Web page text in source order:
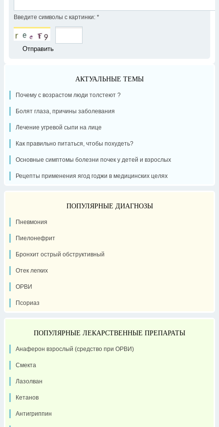
Введите символы с картинки: *
АКТУАЛЬНЫЕ ТЕМЫ
Почему с возрастом люди толстеют ?
Болят глаза, причины заболевания
Лечение угревой сыпи на лице
Как правильно питаться, чтобы похудеть?
Основные симптомы болезни почек у детей и взрослых
Рецепты применения ягод годжи в медицинских целях
ПОПУЛЯРНЫЕ ДИАГНОЗЫ
Пневмония
Пиелонефрит
Бронхит острый обструктивный
Отек легких
ОРВИ
Псориаз
ПОПУЛЯРНЫЕ ЛЕКАРСТВЕННЫЕ ПРЕПАРАТЫ
Анаферон взрослый (средство при ОРВИ)
Смекта
Лазолван
Кетанов
Антигриппин